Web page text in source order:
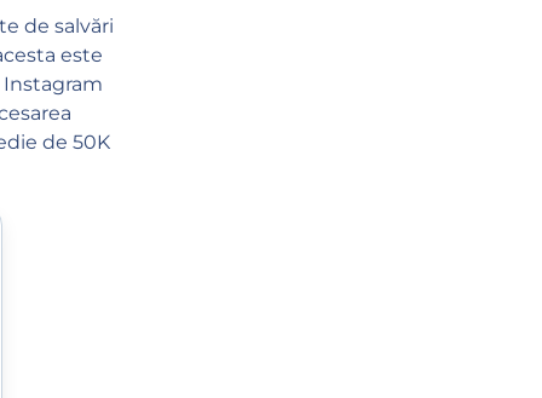
de salvări
este
de 50K